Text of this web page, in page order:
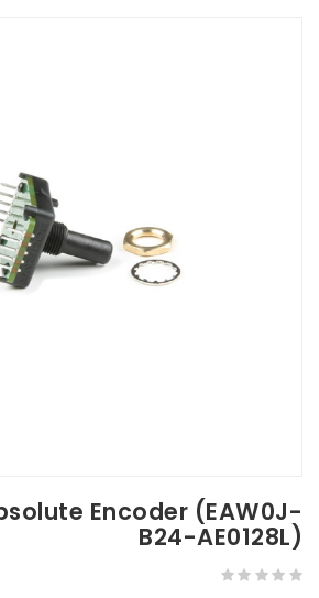
Encoder (EAW0J-
B24-AE0128L)